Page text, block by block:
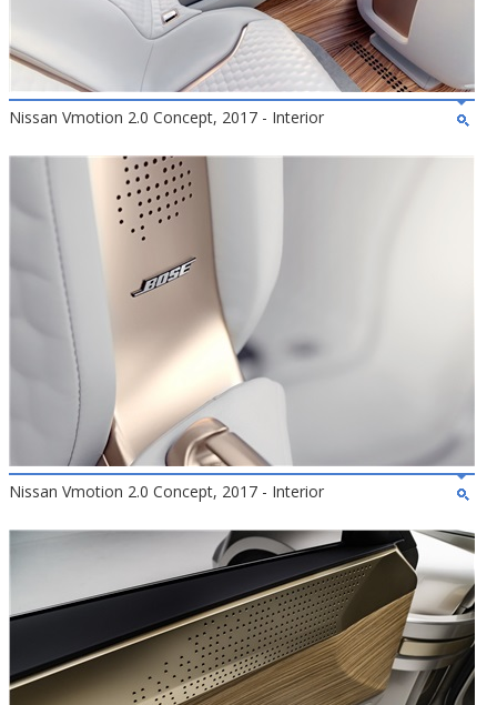
Nissan Vmotion 2.0 Concept, 2017 - Interior
Nissan Vmotion 2.0 Concept, 2017 - Interior